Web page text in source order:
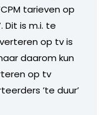
tarieven op
Dit is m.i. te
op tv is
daarom kun
op tv
’te duur’